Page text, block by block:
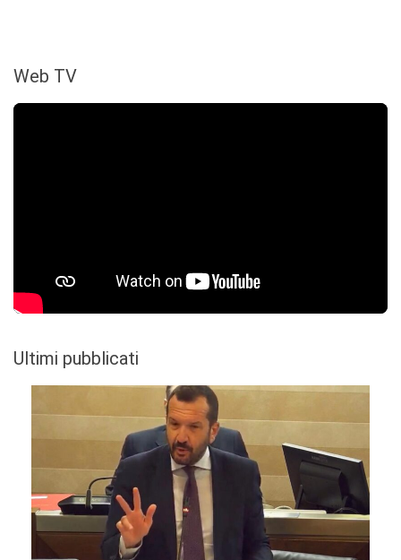
Web TV
Ultimi pubblicati